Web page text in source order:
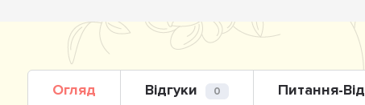
Огляд Відгуки 0 Питання-